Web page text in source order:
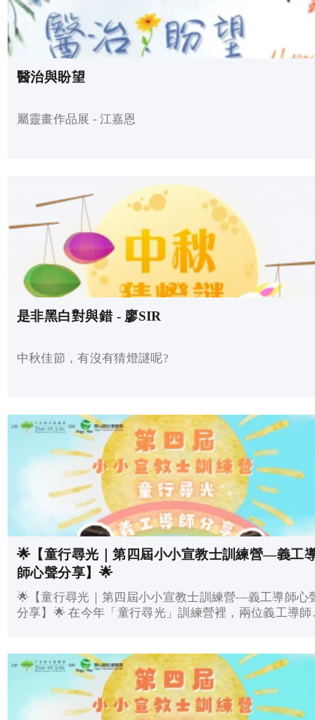
醫治與盼望
屬靈畫作品展 - 江嘉恩
是非黑白對與錯 - 廖SIR
中秋佳節，有沒有猜燈謎呢?
🌟【童行尋光｜第四屆小小宣教士訓練營—義工
師心聲分享】🌟
🌟【童行尋光｜第四屆小小宣教士訓練營—義工導師心
分享】🌟 在今年「童行尋光」訓練營裡，兩位義工導師
了營會...